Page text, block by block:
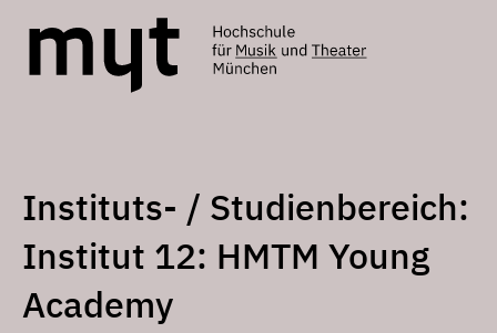
Instituts- / Studienbereich:
Institut 12: HMTM Young
Academy